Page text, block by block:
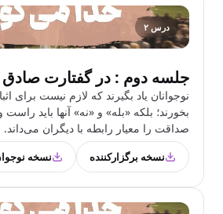
درس ۲
جلسه دوم : در گفتارت
نوجوانان یاد بگیرند که لازم نیست برای
بخورند؛ بلکه «بله» و «نه» آنها باید
صداقت را معیار رابطه با دیگران می‌داند.
نسخه برگزارکننده نسخه